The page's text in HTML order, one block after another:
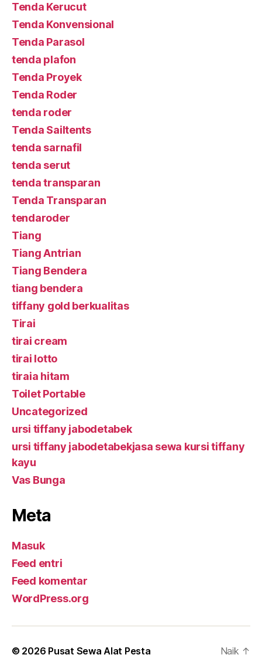
Tenda Kerucut
Tenda Konvensional
Tenda Parasol
tenda plafon
Tenda Proyek
Tenda Roder
tenda roder
Tenda Sailtents
tenda sarnafil
tenda serut
tenda transparan
Tenda Transparan
tendaroder
Tiang
Tiang Antrian
Tiang Bendera
tiang bendera
tiffany gold berkualitas
Tirai
tirai cream
tirai lotto
tiraia hitam
Toilet Portable
Uncategorized
ursi tiffany jabodetabek
ursi tiffany jabodetabekjasa sewa kursi tiffany
kayu
Vas Bunga
Meta
Masuk
Feed entri
Feed komentar
WordPress.org
© 2026 Pusat Sewa Alat Pesta Naik ↑